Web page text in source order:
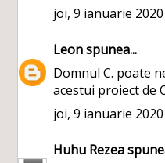
joi, 9 ianuarie 2020
Leonspunea...
Domnul C. poate
acestui proiect de
joi, 9 ianuarie 2020
Huhu Rezea